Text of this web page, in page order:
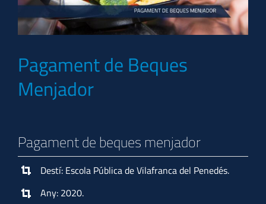
Pagament de Beques
Menjador
Pagament de beques menjador
Destí: Escola Pública de Vilafranca del Penedés.
Any: 2020.